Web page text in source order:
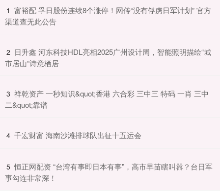
1 ​富裕配 孚日股份连续8个涨停！网传“没有俘虏日军计划” 官方
渠道查无此公告
2 ​日升鑫 河东科技HDL亮相2025广州设计周，智能照明描绘“城
市居山”诗意栖居
3 ​祥乾资产 一秒知识&quot;香港 六合彩 三中三 特码 一肖 三中
二&quot;靠谱
4 ​千宏财富 海南沙滩排球队出征十五运会
5 ​恒正网配资 “台湾有事即日本有事”，高市早苗瞎叫嚣？台日军
事勾连非常深！